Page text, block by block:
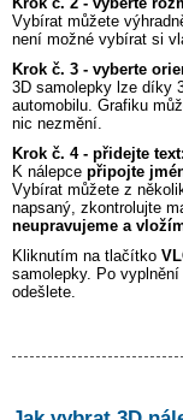
Vybírat můžete
není možné vybírat si
Krok č. 3 - vyberte
3D samolepky lze díky
automobilu. Grafiku
nic nezmění.
Krok č. 4 - přidejte text:
K nálepce připojte
Vybírat můžete z
napsaný, zkontrolujte
neupravujeme a
Kliknutím na tlačítko
samolepky. Po
odešlete.